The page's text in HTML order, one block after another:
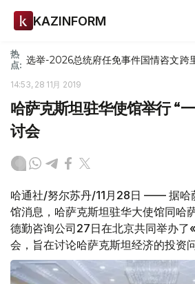
KAZINFORM
热
点: 选举-2026总统府任免事件国情咨文跨
14:53, 28 11月 2019
哈萨克斯坦驻华使馆举行 “
讨会
哈通社/努尔苏丹/11月28日 —— 据哈
馆消息，哈萨克斯坦驻华大使馆同哈
德勤咨询公司27日在北京共同举办了
会，旨在讨论哈萨克斯坦经济的投资问